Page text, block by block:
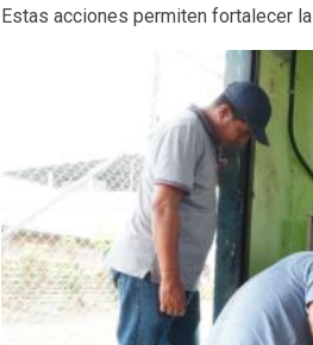
Estas acciones permiten fortalecer